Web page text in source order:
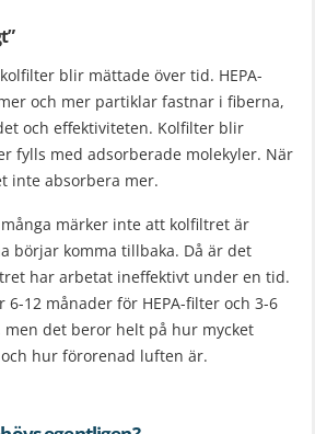
blir mättade över tid. HEPA-
och mer partiklar fastnar i fiberna,
och effektiviteten. Kolfilter blir
fylls med adsorberade molekyler. När
inte absorbera mer.
märker inte att kolfiltret är
börjar komma tillbaka. Då är det
har arbetat ineffektivt under en tid.
6-12 månader för HEPA-filter och 3-6
det beror helt på hur mycket
hur förorenad luften är.